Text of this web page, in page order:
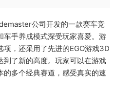
公司开发的一款赛车竞
手养成模式深受玩家喜爱。游
，还采用了先进的EGO游戏3D
到了新的高度。玩家可以在游戏
多个经典赛道，感受真实的速